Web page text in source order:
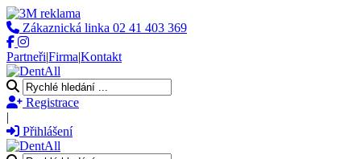
Zákaznická linka 02 41 403 369
Partneři|Firma|Kontakt
Registrace
|
Přihlášení